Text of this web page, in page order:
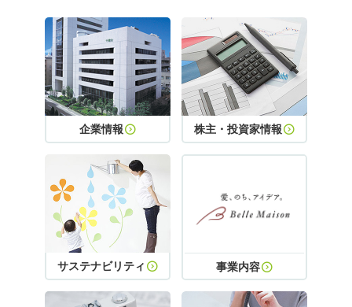
企業情報 株主・投資家情報
サステナビリティ 事業内容